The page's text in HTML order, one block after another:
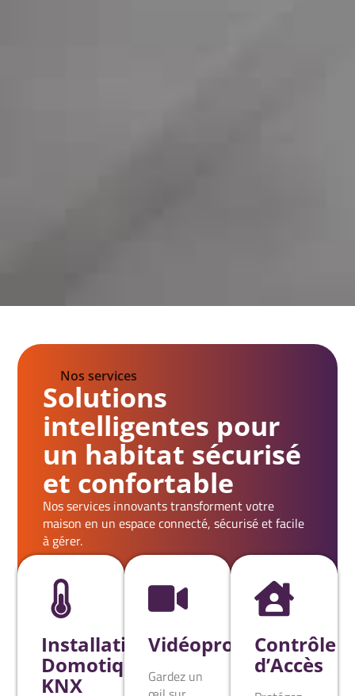
Nos services
Solutions
intelligentes pour
un habitat sécurisé
et confortable
Nos services innovants transforment votre
maison en un espace connecté, sécurisé et facile
à gérer.
Installation
Domotique
KNX
Vidéoprotection
Gardez un
Contrôle
d’Accès